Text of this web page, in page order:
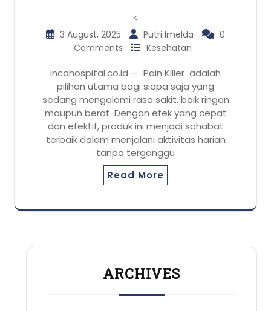
<
3 August, 2025 Putri Imelda
0
Comments
Kesehatan
incahospital.co.id — Pain Killer adalah
pilihan utama bagi siapa saja yang
sedang mengalami rasa sakit, baik ringan
maupun berat. Dengan efek yang cepat
dan efektif, produk ini menjadi sahabat
terbaik dalam menjalani aktivitas harian
tanpa terganggu
Read More
ARCHIVES